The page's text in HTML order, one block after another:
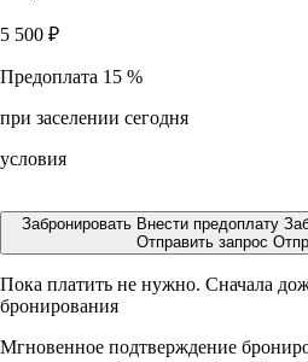
5 500 ₽
Предоплата 15 %
при заселении сегодня
условия
Забронировать Внести предоплату
Отправить запрос
Пока платить не нужно. Сначала
бронирования
Мгновенное подтверждение